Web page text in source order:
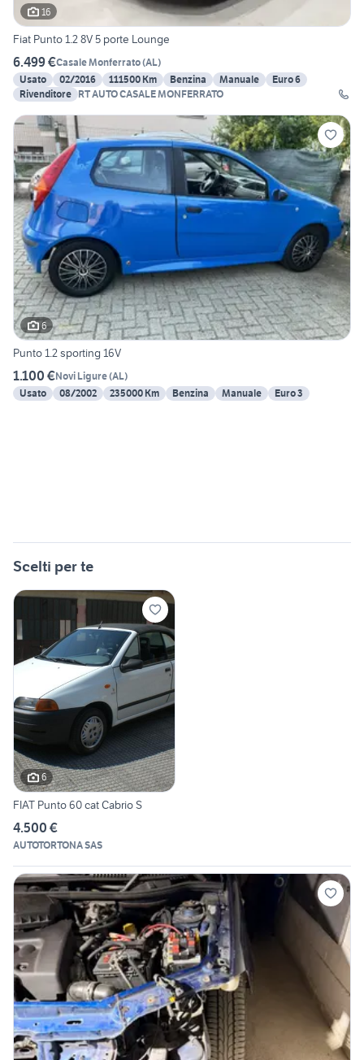
16
Fiat Punto 1.2 8V 5 porte Lounge
6.499 €Casale Monferrato(AL)
Usato
02/2016 111500 Km Benzina Manuale
Euro 6
Rivenditore RT AUTO CASALE MONFERRATO
6
Punto 1.2 sporting 16V
1.100 €Novi Ligure(AL)
Usato
08/2002 235000 Km Benzina Manuale Euro 3
Scelti per te
6
FIAT Punto 60 cat Cabrio S
4.500 €
AUTOTORTONA SAS